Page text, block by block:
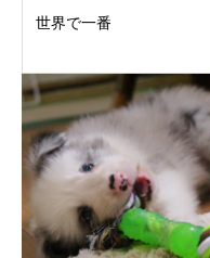
世界で一番